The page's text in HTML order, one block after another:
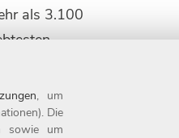
als 3.100
zeichnet. Seit
Sie unter
, um
Die
sowie um